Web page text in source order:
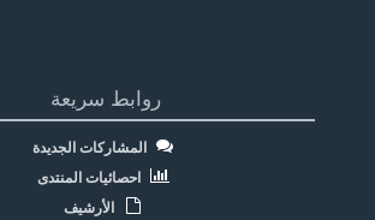
روابط سريعة
المشاركات الجديدة
احصائيات المنتدى
الأرشيف